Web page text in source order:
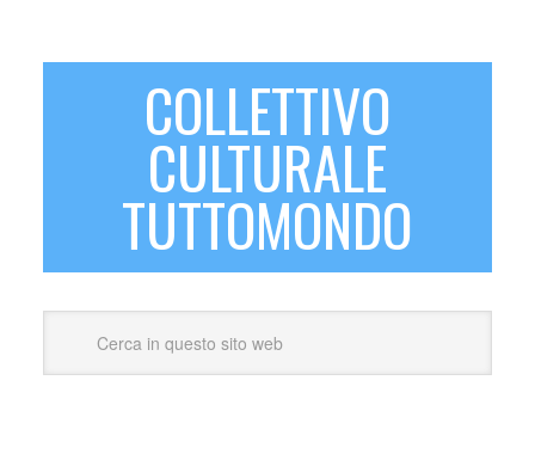
COLLETTIVO
CULTURALE
TUTTOMONDO